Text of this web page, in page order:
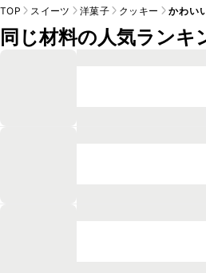
TOP スイーツ 洋菓子 クッキー かわい
同じ材料の人気ランキ